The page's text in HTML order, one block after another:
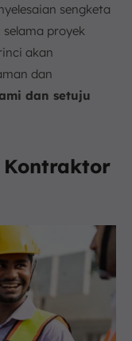
sengketa
proyek
akan
dan
dan setuju
Kontraktor